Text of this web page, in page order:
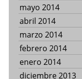
mayo 2014
abril 2014
marzo 2014
febrero 2014
enero 2014
diciembre 2013